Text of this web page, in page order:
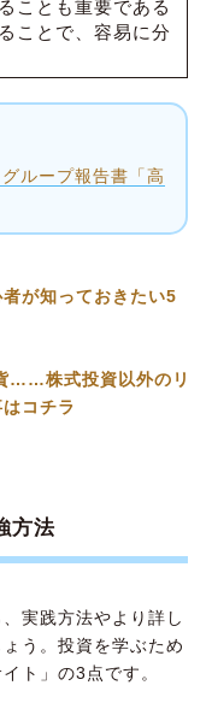
ことも重要である
ことで、容易に分
ループ報告書「高
が知っておきたい5
……株式投資以外のリ
コチラ
方法
実践方法やより詳し
う。投資を学ぶため
ト」の3点です。